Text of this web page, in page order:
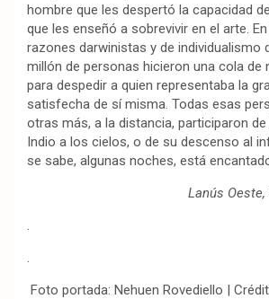
hombre que les despertó la capacidad
que les enseñó a sobrevivir en el arte.
razones darwinistas y de individualismo
millón de personas hicieron una cola de
para despedir a quien representaba la
satisfecha de sí misma. Todas esas
otras más, a la distancia, participaron
Indio a los cielos, o de su descenso al
se sabe, algunas noches, está
Lanús
.
.
Foto portada: Nehuen Rovediello |